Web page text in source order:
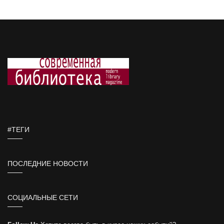
#ТЕГИ
ПОСЛЕДНИЕ НОВОСТИ
СОЦИАЛЬНЫЕ СЕТИ